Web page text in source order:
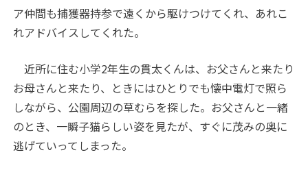
ア仲間も捕獲器持参で遠くから駆けつけてくれ、あれこ
れアドバイスしてくれた。
近所に住む小学2年生の貫太くんは、お父さんと来たり
お母さんと来たり、ときにはひとりでも懐中電灯で照ら
しながら、公園周辺の草むらを探した。お父さんと一緒
のとき、一瞬子猫らしい姿を見たが、すぐに茂みの奥に
逃げていってしまった。